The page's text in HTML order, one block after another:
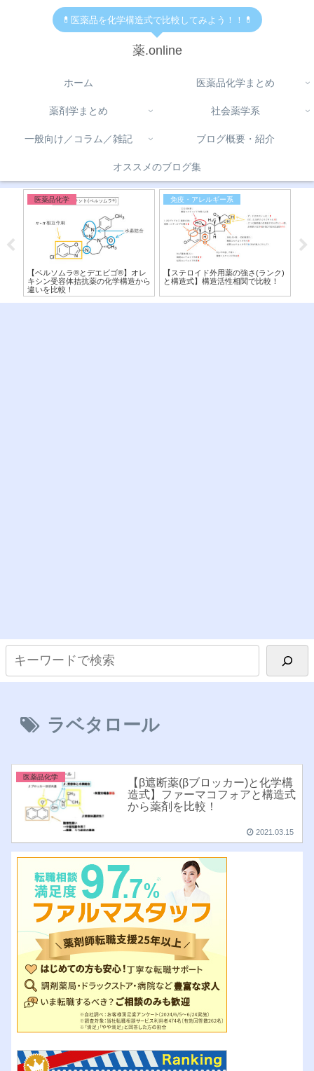
💊医薬品を化学構造式で比較してみよう！！💊
薬.online
ホーム 医薬品化学まとめ
薬剤学まとめ 社会薬学系
一般向け／コラム／雑記 ブログ概要・紹介
オススメのブログ集
医薬品化学
【ベルソムラ®︎とデエビゴ®︎】オレ
キシン受容体拮抗薬の化学構造から
違いを比較！
免疫・アレルギー系
【ステロイド外用薬の強さ(ランク)
と構造式】構造活性相関で比較！
ラベタロール
医薬品化学
【β遮断薬(βブロッカー)と化学構
造式】ファーマコフォアと構造式
から薬剤を比較！
2021.03.15